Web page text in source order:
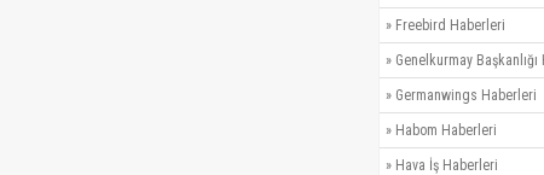
» Freebird Haberleri
» Genelkurmay
» Germanwings Haberleri
» Habom Haberleri
» Hava İş Haberleri